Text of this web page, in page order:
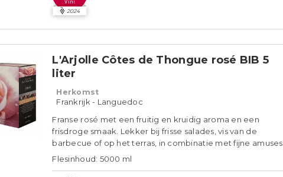
Vini
2024
L'Arjolle Côtes de Thongue rosé BIB 5
liter
Herkomst
Frankrijk - Languedoc
Franse rosé met een fruitig en kruidig aroma en een
frisdroge smaak. Lekker bij frisse salades, vis van de
barbecue of op het terras, in combinatie met fijne amuses.
Flesinhoud: 5000 ml